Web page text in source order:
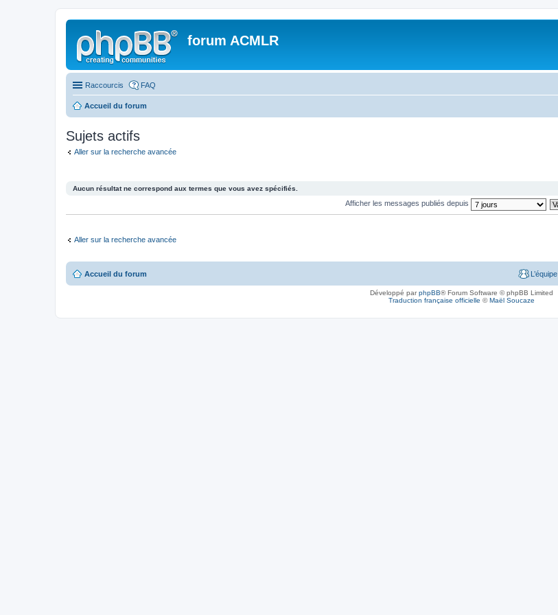
forum ACMLR
Raccourcis FAQ
Accueil du forum
Sujets actifs
Aller sur la recherche avancée
Aucun résultat ne correspond aux termes que vous avez spécifiés.
Afficher les messages publiés depuis
Aller sur la recherche avancée
Accueil du forum L’équipe
Développé parphpBB® Forum Software © phpBB Limited
Traduction française officielle ©Maël Soucaze